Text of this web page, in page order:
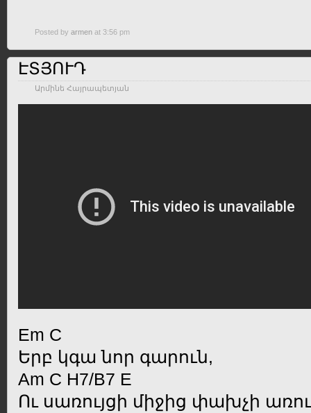
Posted by armen at 3:56 pm
ԷՏՅՈՒԴ
Արմինե Հայրապետյան
Em C
Երբ կգա նոր գարուն,
Am C H7/B7 E
Ու սառույցի միջից փախչի